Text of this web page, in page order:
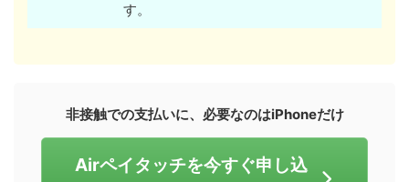
す。
非接触での支払いに、必要なのはiPhoneだけ
Airペイタッチを今すぐ申し込